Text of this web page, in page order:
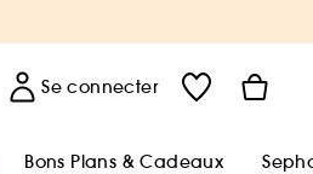
Se connecter
Bons Plans & Cadeaux